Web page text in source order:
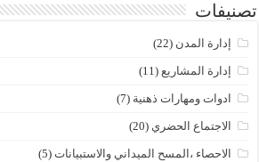
تصنيفات
إدارة المدن (22)
إدارة المشاريع (11)
ادوات ومهارات ذهنية (7)
الاجتماع الحضري (20)
الاحصاء ،المسح الميداني والاستبيانات (5)